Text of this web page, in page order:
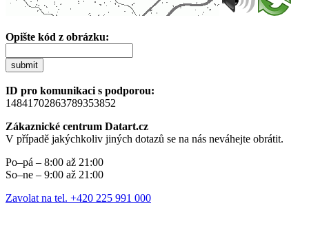
Opište kód z obrázku:
submit
ID pro komunikaci s podporou:
14841702863789353852
Zákaznické centrum Datart.cz
V případě jakýchkoliv jiných dotazů se na nás neváhejte obrátit.
Po–pá – 8:00 až 21:00
So–ne – 9:00 až 21:00
Zavolat na tel. +420 225 991 000